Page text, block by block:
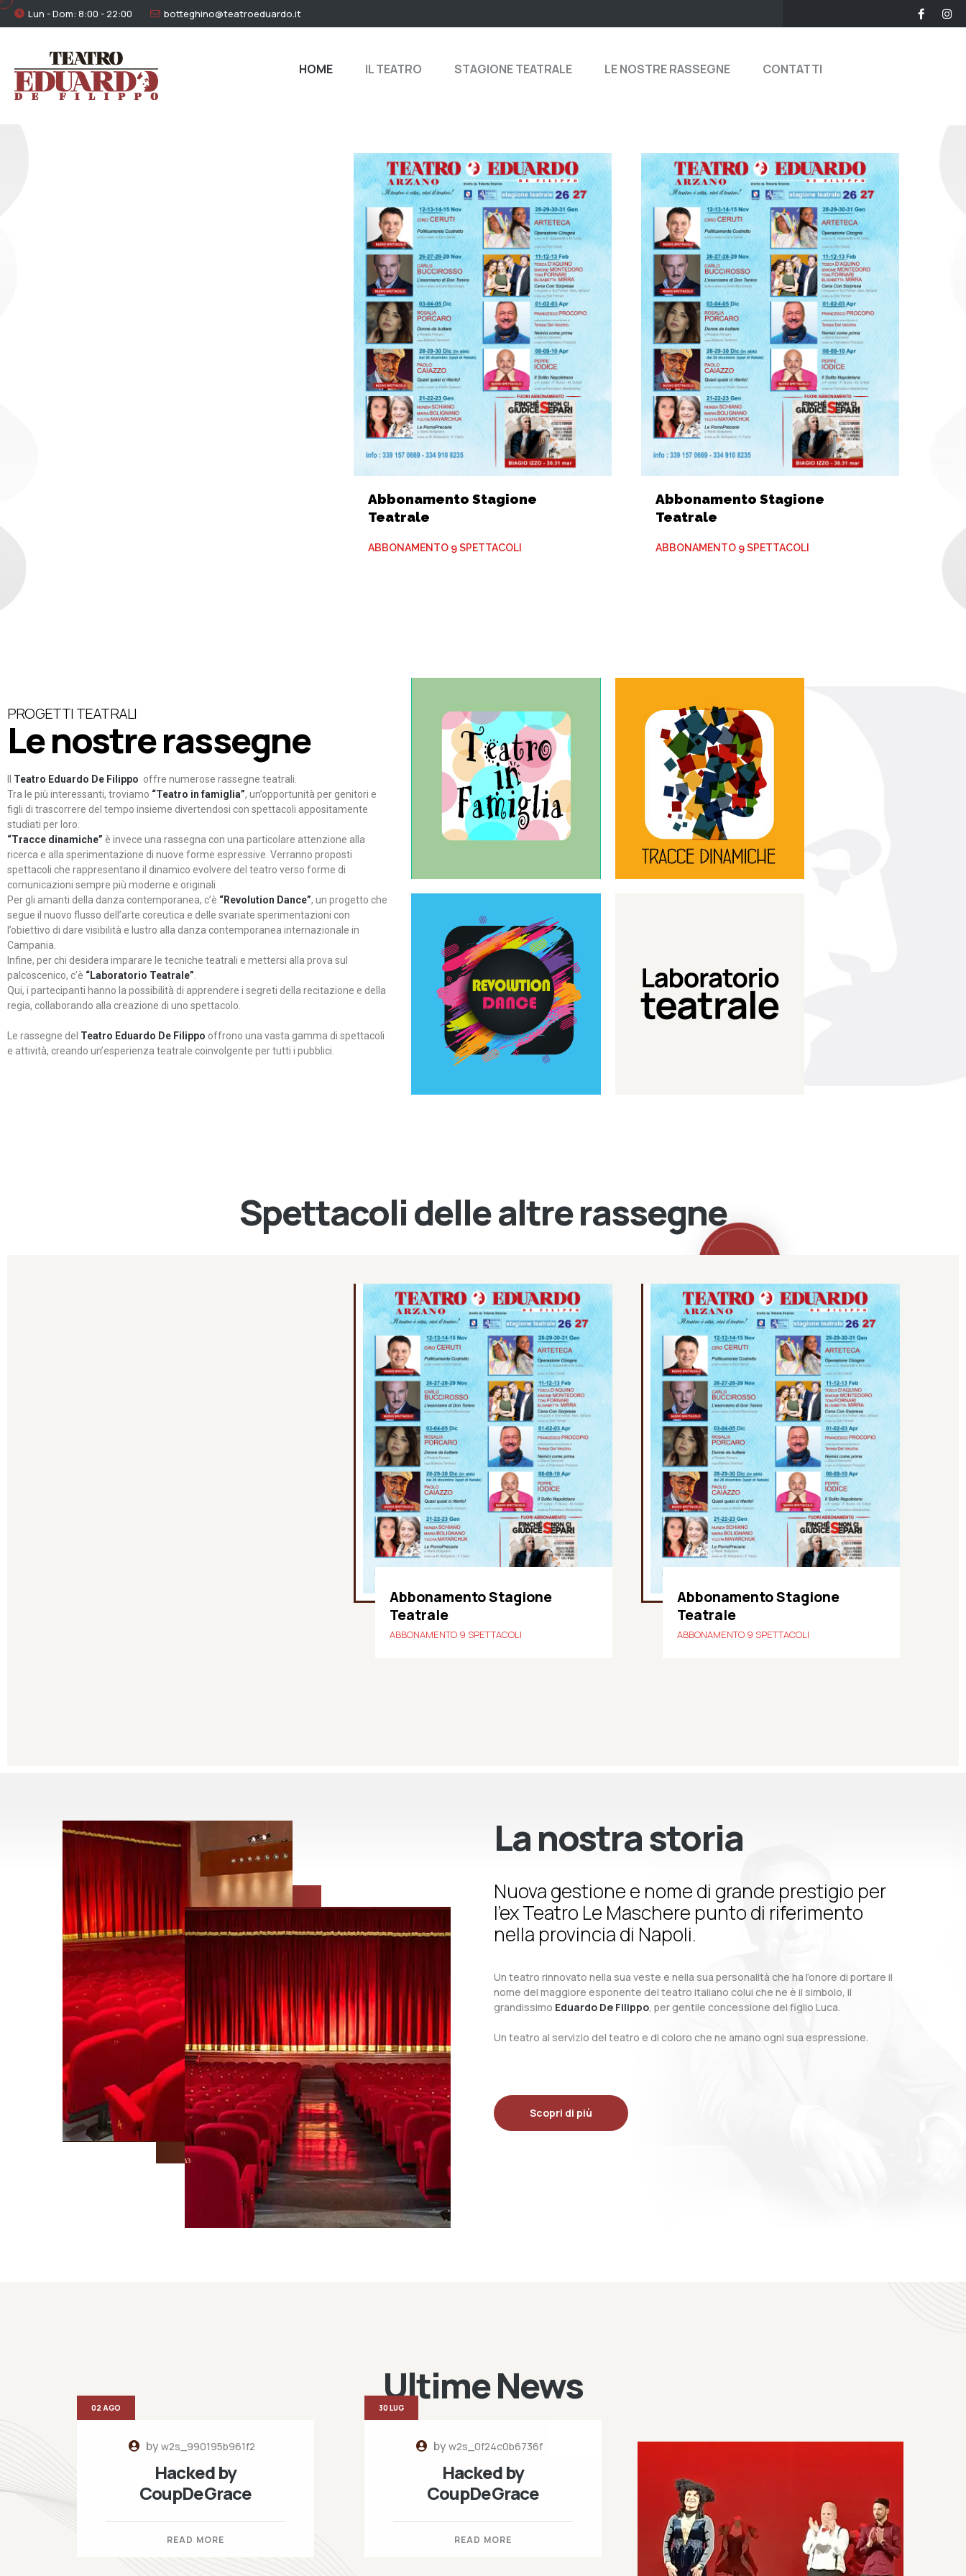
Lun - Dom: 8:00 - 22:00 botteghino@teatroeduardo.it
HOME IL TEATRO STAGIONE TEATRALE LE NOSTRE RASSEGNE CONTATTI
Abbonamento Stagione
Teatrale
ABBONAMENTO 9 SPETTACOLI
Abbonamento Stagione
Teatrale
ABBONAMENTO 9 SPETTACOLI
PROGETTI TEATRALI
Le nostre rassegne
Teatro Eduardo De Filippo offre numerose rassegne teatrali.
Tra le più interessanti, troviamo “Teatro in famiglia”, un’opportunità per genitori e
figli di trascorrere del tempo insieme divertendosi con spettacoli appositamente
studiati per loro.
“Tracce dinamiche” è invece una rassegna con una particolare attenzione alla
ricerca e alla sperimentazione di nuove forme espressive. Verranno proposti
spettacoli che rappresentano il dinamico evolvere del teatro verso forme di
comunicazioni sempre più moderne e originali
Per gli amanti della danza contemporanea, c’è “Revolution Dance”, un progetto che
segue il nuovo flusso dell’arte coreutica e delle svariate sperimentazioni con
l’obiettivo di dare visibilità e lustro alla danza contemporanea internazionale in
Campania.
Infine, per chi desidera imparare le tecniche teatrali e mettersi alla prova sul
palcoscenico, c’è “Laboratorio Teatrale”
Qui, i partecipanti hanno la possibilità di apprendere i segreti della recitazione e della
regia, collaborando alla creazione di uno spettacolo.
Le rassegne del Teatro Eduardo De Filippo offrono una vasta gamma di spettacoli
e attività, creando un’esperienza teatrale coinvolgente per tutti i pubblici.
Teatro in famiglia
Teatro In Famiglia è una
rassegna di teatro concepita
per far condividere e godere
del teatro all’intera famiglia.
Continua
Tracce dinamiche
Tracce Dinamiche è una
rassegna di teatro
d’innovazione e sperimentale.
Continua
Revolution Dance
Rassegna di danza
contemporanea – I Edizione
Continua
Laboratorio di teatro del
Teatro Eduardo de Filippo
Spettacoli delle altre rassegne
Abbonamento Stagione
Teatrale
ABBONAMENTO 9 SPETTACOLI
Abbonamento Stagione
Teatrale
ABBONAMENTO 9 SPETTACOLI
La nostra storia
Nuova gestione e nome di grande prestigio per
l’ex Teatro Le Maschere punto di riferimento
nella provincia di Napoli.
Un teatro rinnovato nella sua veste e nella sua personalità che ha l’onore di portare il
nome del maggiore esponente del teatro italiano colui che ne è il simbolo, il
grandissimo Eduardo De Filippo, per gentile concessione del figlio Luca.
Un teatro al servizio del teatro e di coloro che ne amano ogni sua espressione.
Scopri di più
Ultime News
byw2s_990195b961f2
Hacked by
CoupDeGrace
READ MORE
02 AGO
byw2s_0f24c0b6736f
Hacked by
CoupDeGrace
READ MORE
30 LUG